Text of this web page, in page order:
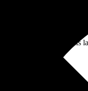
terhadap semua